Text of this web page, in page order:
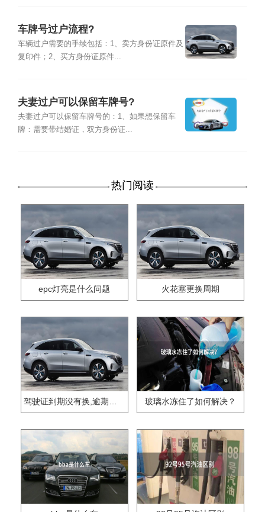
车牌号过户流程?
车辆过户需要的手续包括：1、卖方身份证原件及
复印件；2、买方身份证原件...
夫妻过户可以保留车牌号?
夫妻过户可以保留车牌号的：1、如果想保留车
牌：需要带结婚证，双方身份证...
热门阅读
epc灯亮是什么问题 火花塞更换周期
驾驶证到期没有换,逾期怎么办?? 玻璃水冻住了如何解决？